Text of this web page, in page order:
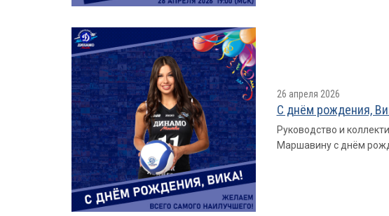
26 апреля 2026
С днём рождения,
Руководство и
Маршавину с днём